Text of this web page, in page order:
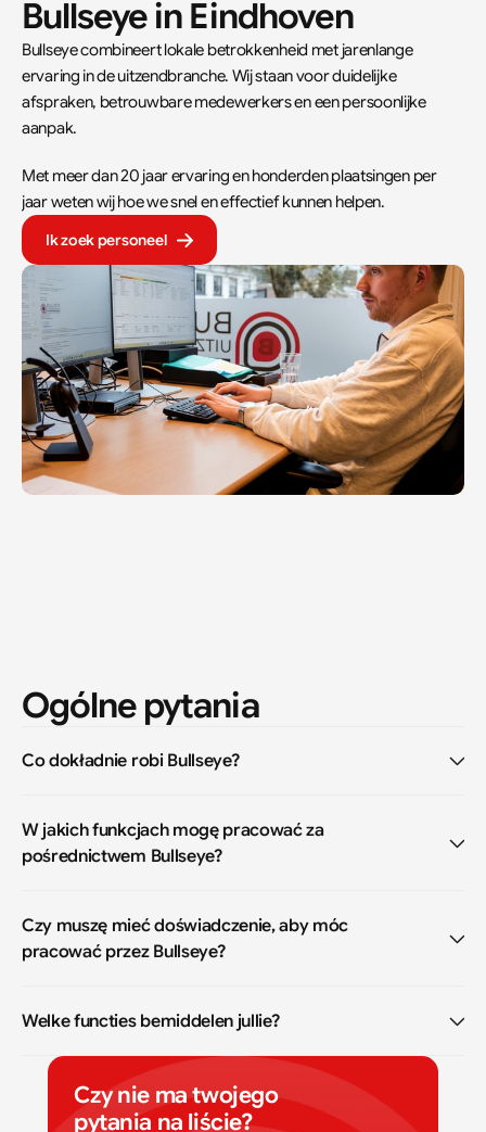
Bullseye in Eindhoven
Bullseye combineert lokale betrokkenheid met jarenlange
ervaring in de uitzendbranche. Wij staan voor duidelijke
afspraken, betrouwbare medewerkers en een persoonlijke
aanpak.
Met meer dan 20 jaar ervaring en honderden plaatsingen per
jaar weten wij hoe we snel en effectief kunnen helpen.
Ik zoek personeel
Ogólne pytania
Co dokładnie robi Bullseye?
W jakich funkcjach mogę pracować za
pośrednictwem Bullseye?
Czy muszę mieć doświadczenie, aby móc
pracować przez Bullseye?
Welke functies bemiddelen jullie?
Czy nie ma twojego
pytania na liście?